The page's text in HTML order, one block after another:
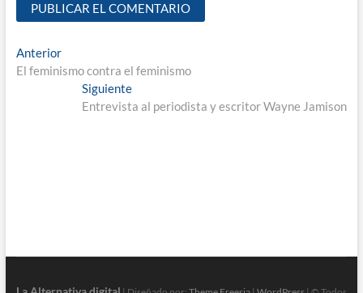
Navegación
de
entradas
AnteriorEntrada
anterior:
El feminismo contra el feminismo
SiguienteEntrada
siguiente:
Entrevista al periodista y escritor Wayne Jamison